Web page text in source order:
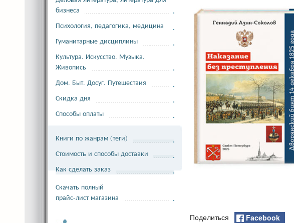
Поделиться Facebook
бизнеса
Психология, педагогика, медицина
Гуманитарные дисциплины
Культура. Искусство. Музыка.
Живопись
Дом. Быт. Досуг. Путешествия
Скидка дня
Способы оплаты
Книги по жанрам (теги)
Стоимость и способы доставки
Как сделать заказ
Скачать полный
прайс-лист магазина